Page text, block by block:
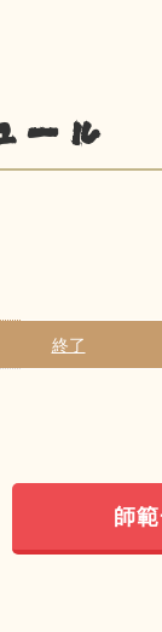
ール
終了
師